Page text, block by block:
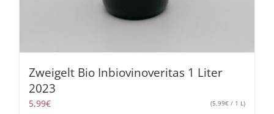
Zweigelt Bio Inbiovinoveritas 1 Liter
2023
5,99€ (5,99€/ 1 L)